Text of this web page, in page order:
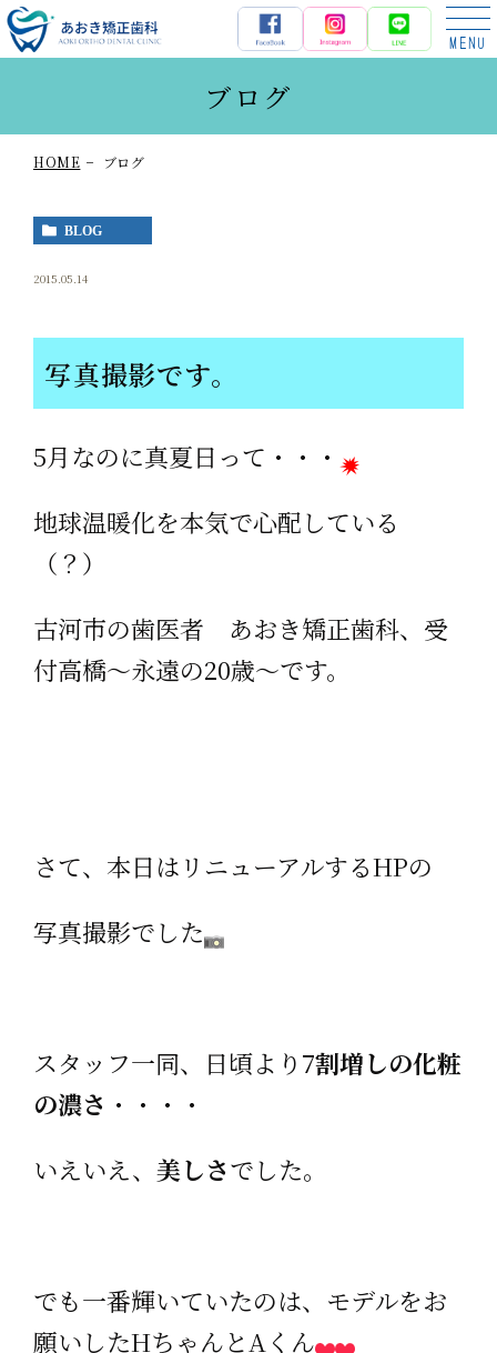
あおき矯正歯科
ブログ
HOME ブログ
BLOG
2015.05.14
写真撮影です。
5月なのに真夏日って・・・
地球温暖化を本気で心配している
（？）
古河市の歯医者 あおき矯正歯科、受
付高橋～永遠の20歳～です。
さて、本日はリニューアルするHPの
写真撮影でした
スタッフ一同、日頃より7割増しの化粧
の濃さ ・・・・
いえいえ、 美しさでした。
でも一番輝いていたのは、モデルをお
願いしたHちゃんとAくん